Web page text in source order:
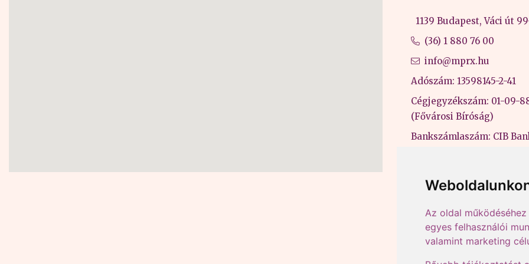
Az oldal
egyes felhasználói
valamint marketing
1139 Budapest, Váci út
(36) 1 880 76 00
info@mprx.hu
Adószám: 13598145-2-41
Cégjegyzékszám: 01-09-
(Fővárosi Bíróság)
Bankszámlaszám: CIB
B/2020/000053